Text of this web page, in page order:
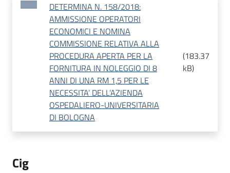
DETERMINA N. 158/2018:
AMMISSIONE OPERATORI
ECONOMICI E NOMINA
COMMISSIONE RELATIVA ALLA
PROCEDURA APERTA PER LA
FORNITURA IN NOLEGGIO DI 8
ANNI DI UNA RM 1,5 PER LE
NECESSITA’ DELL’AZIENDA
OSPEDALIERO-UNIVERSITARIA
DI BOLOGNA
(183.37
kB)
Cig